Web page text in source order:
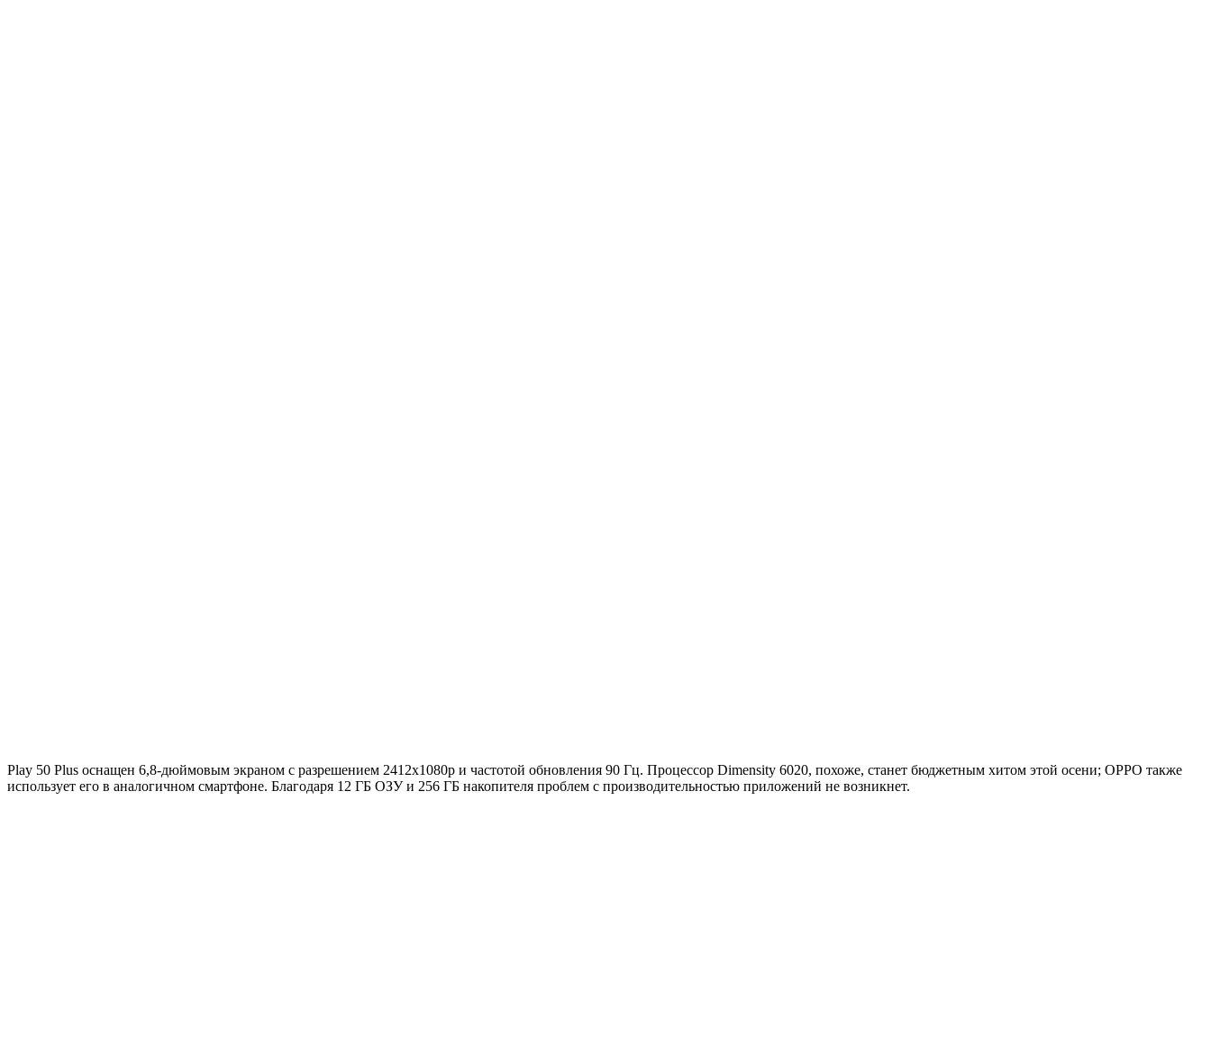
Play 50 Plus оснащен 6,8-дюймовым экраном с разрешением 2412x1080p и частотой обновления 90 Гц. Процессор Dimensity 6020, похоже, станет бюджетным хитом этой осени; OPPO также
использует его в аналогичном смартфоне. Благодаря 12 ГБ ОЗУ и 256 ГБ накопителя проблем с производительностью приложений не возникнет.